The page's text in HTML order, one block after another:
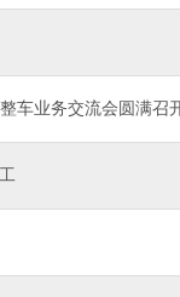
车业务交流会圆满召